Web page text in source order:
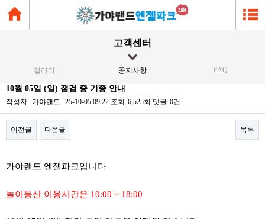
고객센터
갤러리 공지사항 FAQ
10월 05일 (일) 점검 중 기종 안내
작성자 가야랜드 25-10-05 09:22 조회 6,525회 댓글 0건
이전글 다음글 목록
가야랜드 엔젤파크입니다
놀이동산 이용시간은 10:00 ~ 18:00